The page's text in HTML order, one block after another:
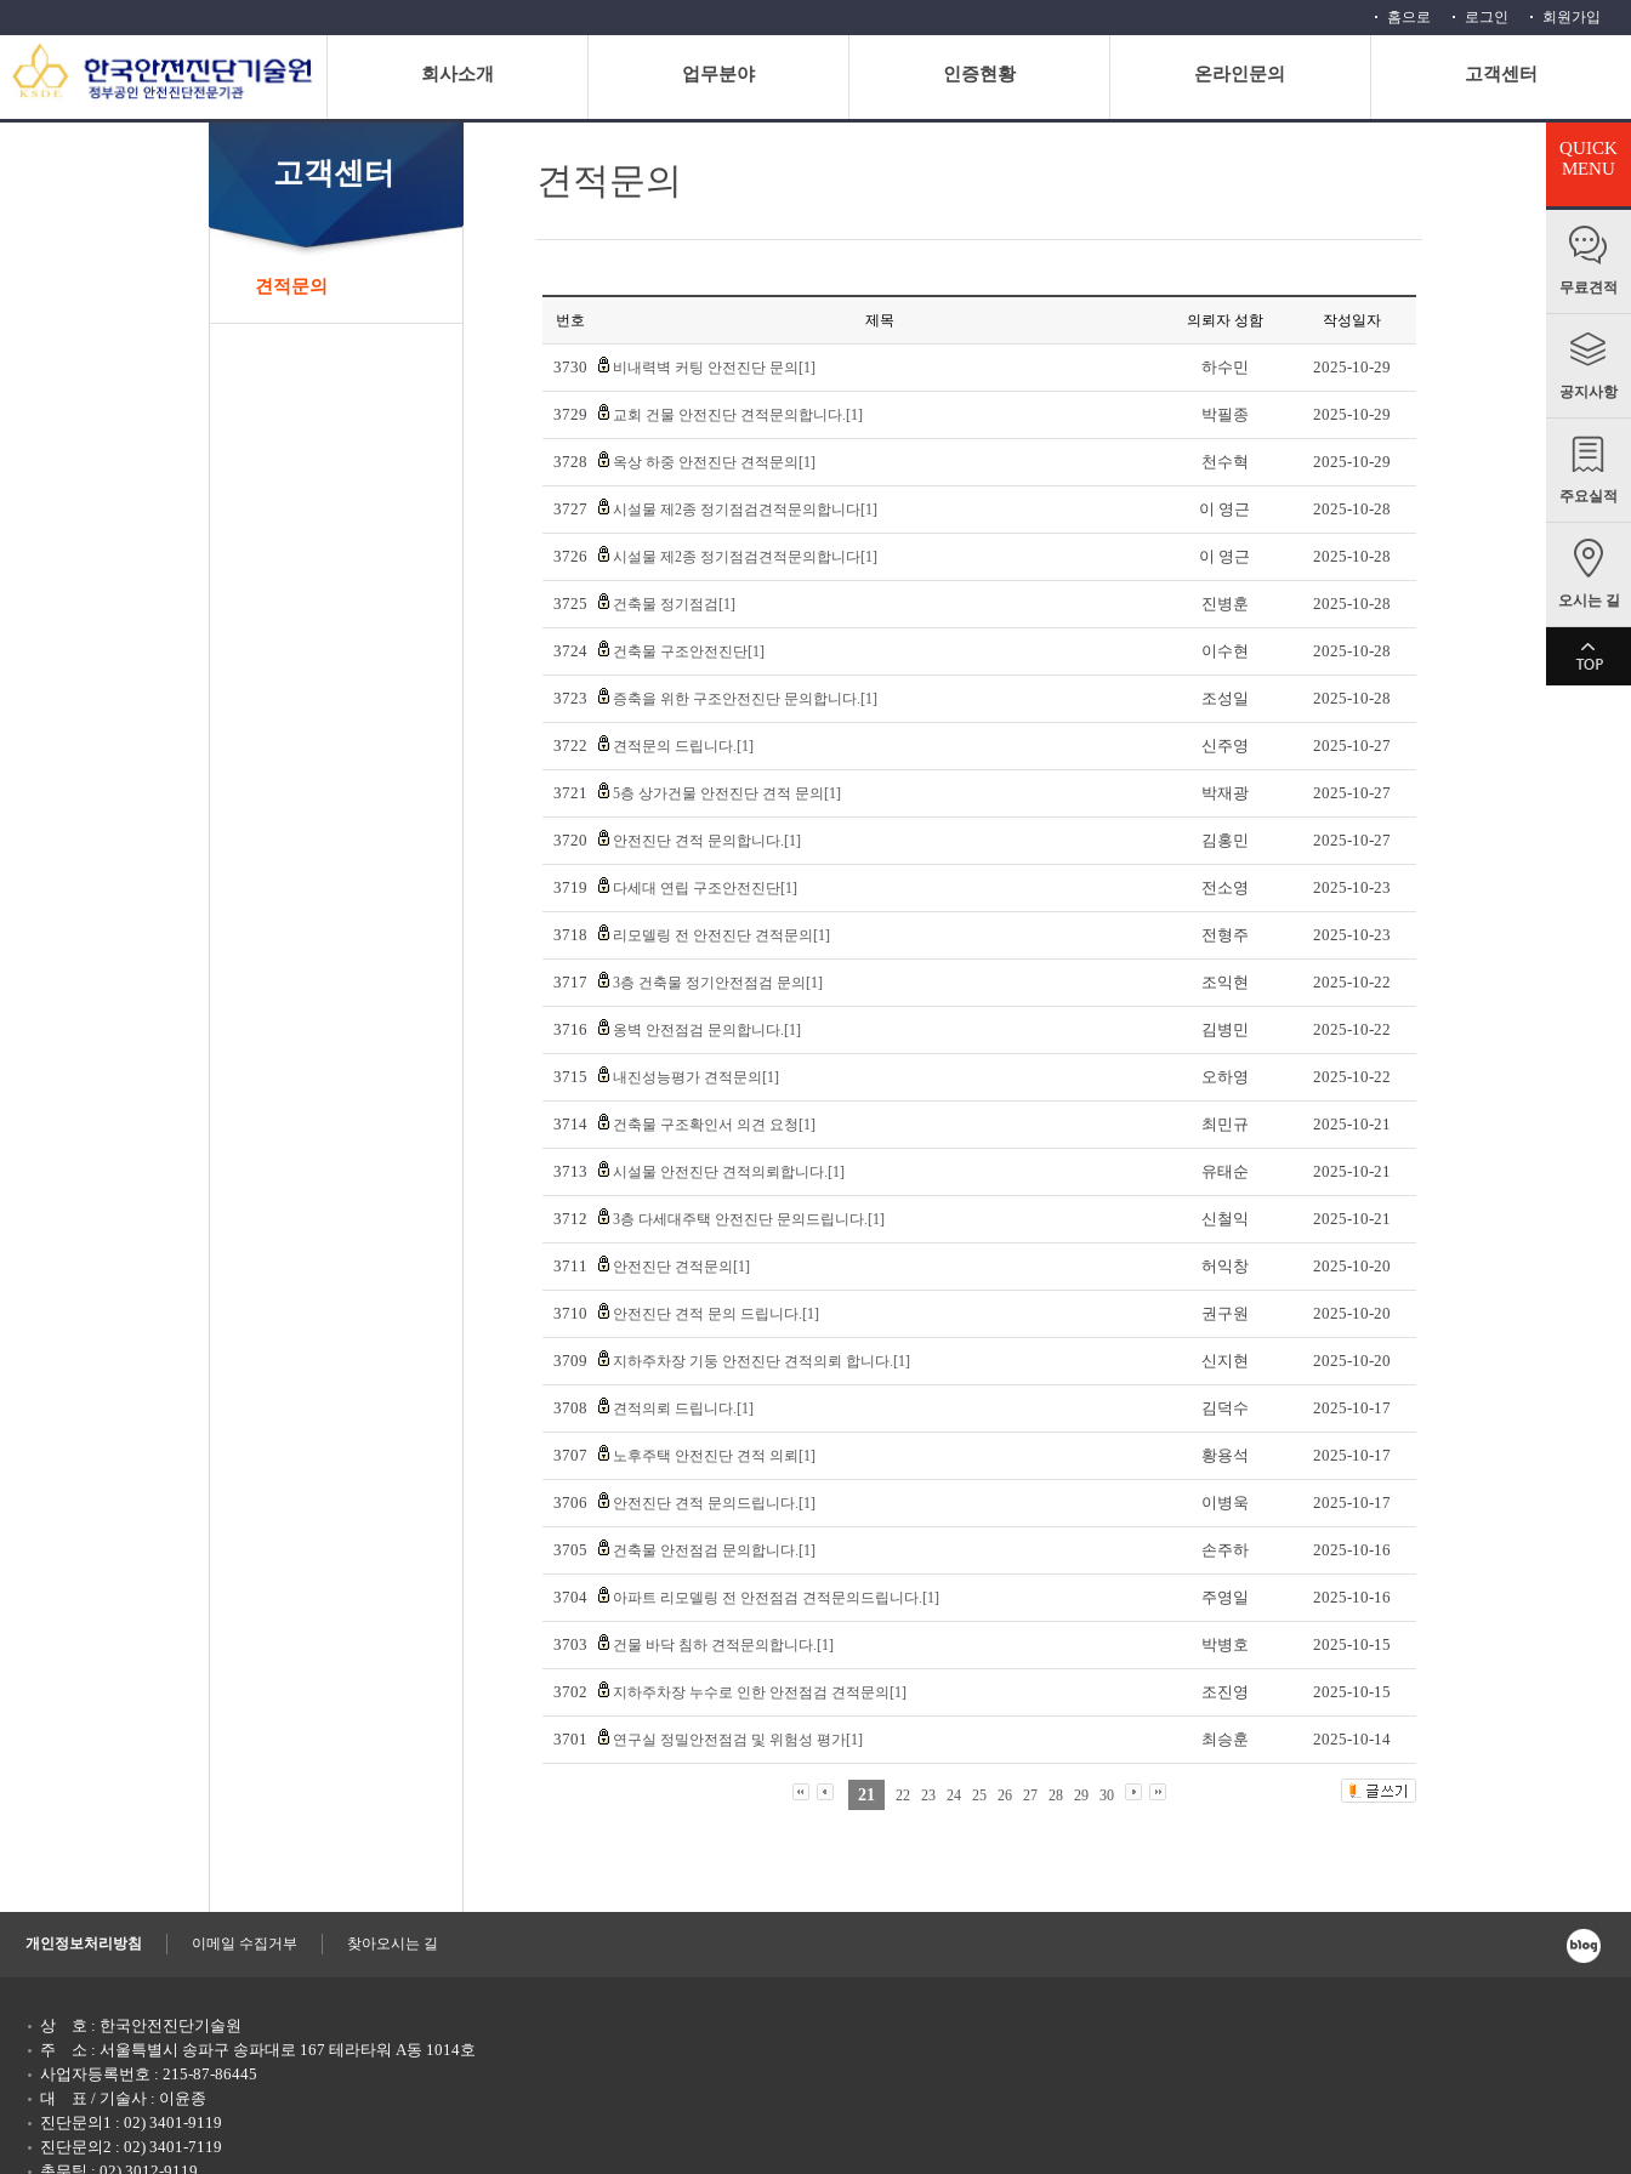
QUICK
MENU
무료견적
공지사항
주요실적
오시는 길
홈으로 로그인 회원가입
회사소개 업무분야 인증현황 온라인문의 고객센터
고객센터
견적문의
견적문의
번호 제목 의뢰자 성함 작성일자
3730 비내력벽 커팅 안전진단 문의[1] 하수민 2025-10-29
3729 교회 건물 안전진단 견적문의합니다.[1] 박필종 2025-10-29
3728 옥상 하중 안전진단 견적문의[1] 천수혁 2025-10-29
3727 시설물 제2종 정기점검견적문의합니다[1] 이 영근 2025-10-28
3726 시설물 제2종 정기점검견적문의합니다[1] 이 영근 2025-10-28
3725 건축물 정기점검[1] 진병훈 2025-10-28
3724 건축물 구조안전진단[1] 이수현 2025-10-28
3723 증축을 위한 구조안전진단 문의합니다.[1] 조성일 2025-10-28
3722 견적문의 드립니다.[1] 신주영 2025-10-27
3721 5층 상가건물 안전진단 견적 문의[1] 박재광 2025-10-27
3720 안전진단 견적 문의합니다.[1] 김홍민 2025-10-27
3719 다세대 연립 구조안전진단[1] 전소영 2025-10-23
3718 리모델링 전 안전진단 견적문의[1] 전형주 2025-10-23
3717 3층 건축물 정기안전점검 문의[1] 조익현 2025-10-22
3716 옹벽 안전점검 문의합니다.[1] 김병민 2025-10-22
3715 내진성능평가 견적문의[1] 오하영 2025-10-22
3714 건축물 구조확인서 의견 요청[1] 최민규 2025-10-21
3713 시설물 안전진단 견적의뢰합니다.[1] 유태순 2025-10-21
3712 3층 다세대주택 안전진단 문의드립니다.[1] 신철익 2025-10-21
3711 안전진단 견적문의[1] 허익창 2025-10-20
3710 안전진단 견적 문의 드립니다.[1] 권구원 2025-10-20
3709 지하주차장 기둥 안전진단 견적의뢰 합니다.[1] 신지현 2025-10-20
3708 견적의뢰 드립니다.[1] 김덕수 2025-10-17
3707 노후주택 안전진단 견적 의뢰[1] 황용석 2025-10-17
3706 안전진단 견적 문의드립니다.[1] 이병욱 2025-10-17
3705 건축물 안전점검 문의합니다.[1] 손주하 2025-10-16
3704 아파트 리모델링 전 안전점검 견적문의드립니다.[1] 주영일 2025-10-16
3703 건물 바닥 침하 견적문의합니다.[1] 박병호 2025-10-15
3702 지하주차장 누수로 인한 안전점검 견적문의[1] 조진영 2025-10-15
3701 연구실 정밀안전점검 및 위험성 평가[1] 최승훈 2025-10-14
21 22 23 24 25 26 27 28 29 30
개인정보처리방침 이메일 수집거부 찾아오시는 길
상 호 : 한국안전진단기술원
주 소 : 서울특별시 송파구 송파대로 167 테라타워 A동 1014호
사업자등록번호 : 215-87-86445
대 표 / 기술사 : 이윤종
진단문의1 : 02) 3401-9119
진단문의2 : 02) 3401-7119